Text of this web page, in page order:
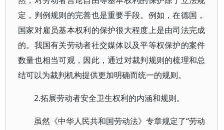
定，判例规则的完善也是重要手段。例如，在德国，
国家对雇员基本权利的保护很大程度上是由司法完成
的。我国有关劳动者社交媒体以及平等权保护的案件
数量也相当可观，因此，通过对裁判规则的梳理和总
结可以为裁判机构提供更加明确而统一的规则。
2.拓展劳动者安全卫生权利的内涵和规则。
虽然《中华人民共和国劳动法》专章规定了“劳动